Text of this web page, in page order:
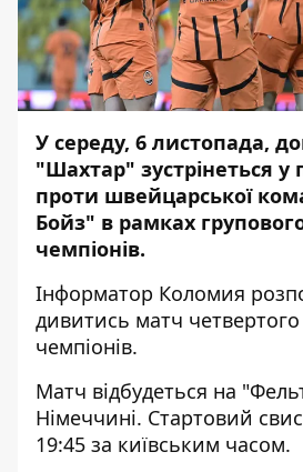
У середу, 6 листопада,
"Шахтар" зустрінеться у
проти швейцарської
Бойз" в рамках
чемпіонів.
Інформатор Коломия
дивитись матч четвертого
чемпіонів.
Матч відбудеться на
Німеччині. Стартовий
19:45 за київським часом.